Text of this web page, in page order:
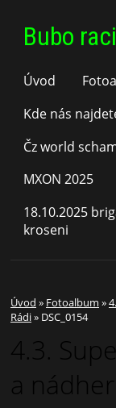
Bubo
Úvod
Kde nás
Čz world
MXON 2025
18.10.2025
kroseni
Úvod » Fotoalbum »
Rádi» DSC_0154
4.3.
a